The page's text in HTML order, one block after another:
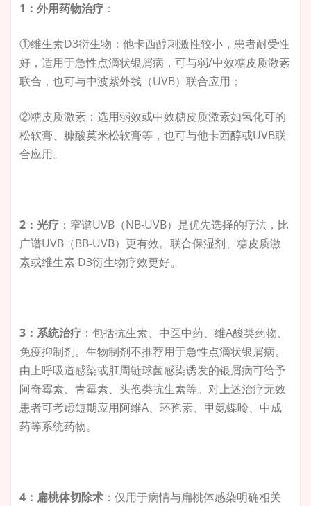
1：外用药物治疗 ：
①维生素D3衍生物：他卡西醇刺激性较小，患者耐受性
好，适用于急性点滴状银屑病，可与弱/中效糖皮质激素
联合，也可与中波紫外线（UVB）联合应用；
②糖皮质激素：选用弱效或中效糖皮质激素如氢化可的
松软膏、糠酸莫米松软膏等，也可与他卡西醇或UVB联
合应用。
2：光疗 ：窄谱UVB（NB⁃UVB）是优先选择的疗法，比
广谱UVB（BB⁃UVB）更有效。联合保湿剂、糖皮质激
素或维生素 D3衍生物疗效更好。
3：系统治疗 ：包括抗生素、中医中药、维A酸类药物、
免疫抑制剂。生物制剂不推荐用于急性点滴状银屑病。
由上呼吸道感染或肛周链球菌感染诱发的银屑病可给予
阿奇霉素、青霉素、头孢类抗生素等。对上述治疗无效
患者可考虑短期应用阿维A、环孢素、甲氨蝶呤、中成
药等系统药物。
4：扁桃体切除术 ：仅用于病情与扁桃体感染明确相关